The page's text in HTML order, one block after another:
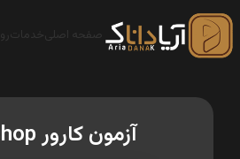
صفحه اصلی خدمات
آزمون کارور Photoshop